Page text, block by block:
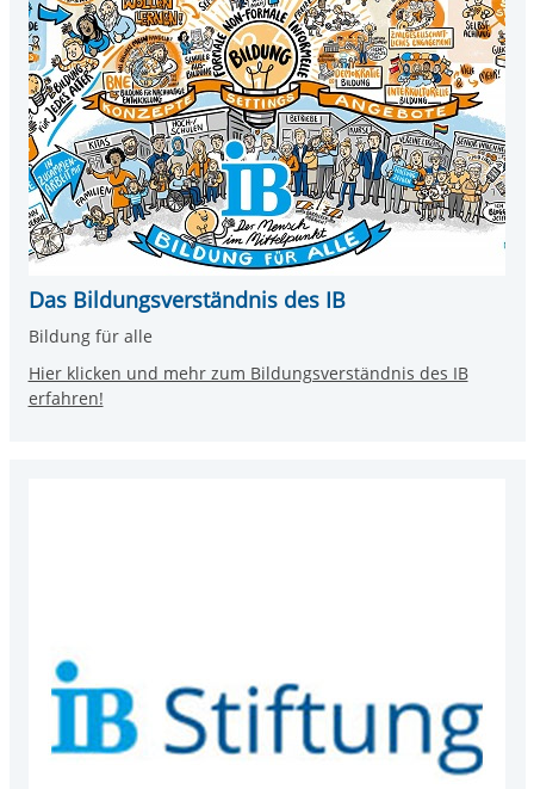
Das Bildungsverständnis des IB
Bildung für alle
Hier klicken und mehr zum Bildungsverständnis des IB
erfahren!